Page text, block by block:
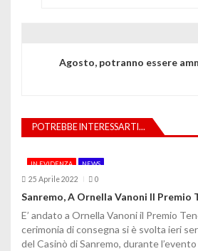
i
o
n
e
a
Agosto, potranno essere
POTREBBE INTERESSARTI...
IN EVIDENZA NEWS
25 Aprile 2022 0
Sanremo, A Ornella Vanoni Il Premio
E’ andato a Ornella Vanoni il Premio
cerimonia di consegna si è svolta ieri
del Casinò di Sanremo, durante